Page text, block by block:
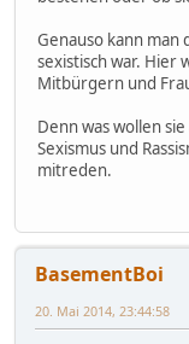
Genauso kann
sexistisch war. Hier
Mitbürgern und
Denn was wollen
Sexismus und
mitreden.
BasementBoi
20. Mai 2014, 23:44:58